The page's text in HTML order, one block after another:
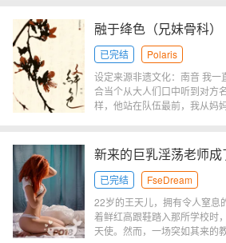
娘能愿意吗？当然不愿意啊……
真是不错啊！**又粉又大！什
财富自由？你的意思是说，美
吗？天底下竟有这种好事……小
吊儿郎当老色批vs高岭之花穷
定200珠加更一章 求收藏求投
融于绛色（兄妹骨科）
已完结
Polaris
设定来源非遗文化：南音 我
合当个从大人们口中听到对方
样，他站在队伍最前，我从妈
想到能碰上钟韫。她本来以为
韫早就知道她在这里，只是一
代的洪流，新世界的到来预示
靡之音贯耳，已然注定是最后
不浓，钟绛雪x钟韫 堂兄妹
镜 = BE 观前悉知*年代背景，
来，有宗祠观念，背景下本身
新来的巨乳淫荡老师
已完结
FseDream
22岁的王天儿，拥有令人窒息
着鲜红高跟鞋踏入那所学校时
天使。然而，一场突如其来的